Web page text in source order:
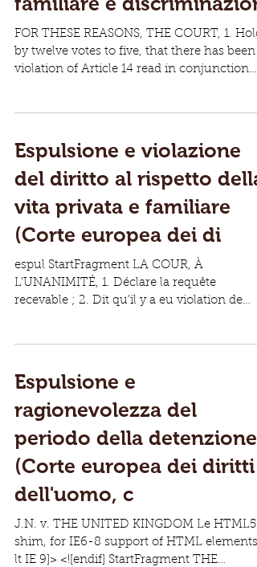
FOR THESE REASONS, THE COURT, 1.
by twelve votes to five, that there has been
violation of Article 14 read in conjunction
Espulsione e violazione
del diritto al rispetto della
vita privata e familiare
(Corte europea dei di
espul StartFragment LA COUR, À
L’UNANIMITÉ, 1. Déclare la requête
recevable ; 2. Dit qu’il y a eu violation de
Espulsione e
ragionevolezza del
periodo della detenzione
(Corte europea dei diritti
dell'uomo, c
J.N. v. THE UNITED KINGDOM Le HTML5
shim, for IE6-8 support of HTML elements
lt IE 9]> <![endif] StartFragment THE